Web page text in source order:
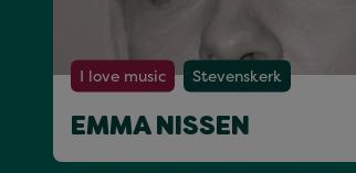
I love music Stevenskerk
EMMA NISSEN